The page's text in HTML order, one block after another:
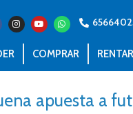
COMPRAR RENTAR
apuesta a